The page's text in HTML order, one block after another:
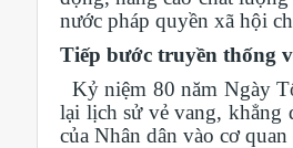
nước pháp quyền xã hội
Tiếp bước truyền thống
Kỷ niệm 80 năm Ngày
lại lịch sử vẻ vang, khẳng
của Nhân dân vào cơ